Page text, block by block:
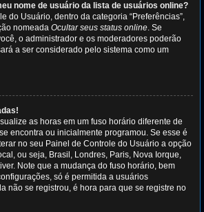
nome de usuário da lista de usuários online?
do Usuário, dentro da categoria “Preferências”,
nomeada Ocultar seus status online. Se
o administrador e os moderadores poderão
a ser considerado pelo sistema como um
as horas em um fuso horário diferente de
encontra ou inicialmente programou. Se esse é
no seu Painel de Controle do Usuário a opção
ou seja, Brasil, Londres, Paris, Nova Iorque,
Note que a mudança do fuso horário, bem
só é permitida a usuários
não se registrou, é hora para que se registre no